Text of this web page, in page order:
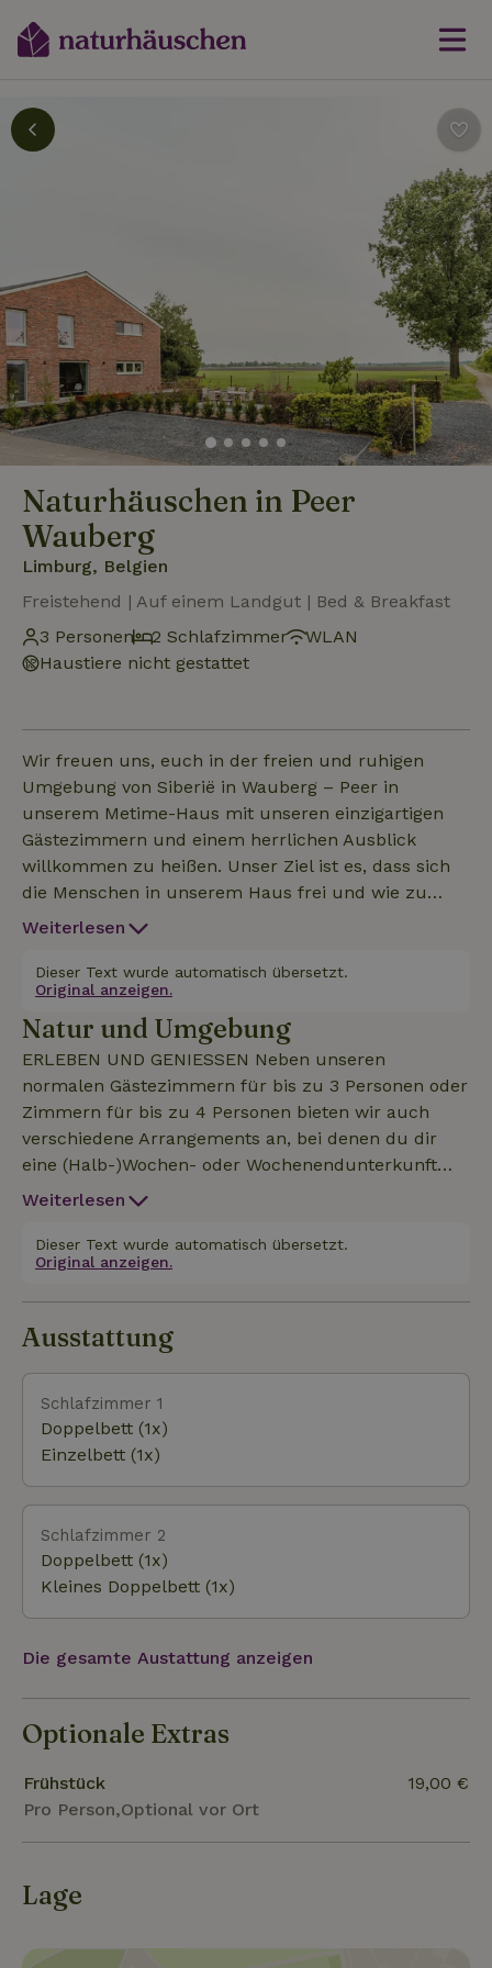
Naturhäuschen in Peer
Wauberg
Limburg, Belgien
Freistehend | Auf einem Landgut | Bed & Breakfast
3 Personen
2 Schlafzimmer
WLAN
Haustiere nicht gestattet
Wir freuen uns, euch in der freien und ruhigen
Umgebung von Siberië in Wauberg – Peer in
unserem Metime-Haus mit unseren einzigartigen
Gästezimmern und einem herrlichen Ausblick
willkommen zu heißen. Unser Ziel ist es, dass sich
die Menschen in unserem Haus frei und wie zu
Hause fühlen. Auf Anfrage bieten wir gegen
Zimmer bei Belegung mit 2 Personen. Für die
Anmietung des gesamten Hauses frag bitte nach
weiteren Informationen. Außerdem haben wir einen
gemütlichen Gemeinschaftsraum, in dem ihr die
Natur, die Ruhe und die Stille genießen könnt und
einfach ihr selbst sein dürft. Es gibt auch einen
gemütlichen Außenbereich mit Terrasse. Im Winter
bieten wir Exklusivität an, das heißt, ihr habt den
Naturhäuschen liegt am Rande von Bosland, ganz in
der Nähe des Ursprungs des Dommel-Tals –
Radfahren durch die Bäume, am Wasser entlang
Feldern, schöner Landwirtschaft und Natur.
Weiterlesen
Dieser Text wurde automatisch übersetzt.
Original anzeigen.
Natur und Umgebung
ERLEBEN UND GENIESSEN Neben unseren
normalen Gästezimmern für bis zu 3 Personen oder
Zimmern für bis zu 4 Personen bieten wir auch
verschiedene Arrangements an, bei denen du dir
eine (Halb-)Wochen- oder Wochenendunterkunft
nach Maß zusammenstellen oder dich bei einer
Massage oder beim freien/kreativen Malen begleiten
lassen kannst.
Weiterlesen
Dieser Text wurde automatisch übersetzt.
Original anzeigen.
Ausstattung
Schlafzimmer 1
Doppelbett (1x)
Einzelbett (1x)
Schlafzimmer 2
Doppelbett (1x)
Kleines Doppelbett (1x)
Die gesamte Austattung anzeigen
Optionale Extras
Frühstück
Pro Person,Optional vor Ort
19,00 €
Lage